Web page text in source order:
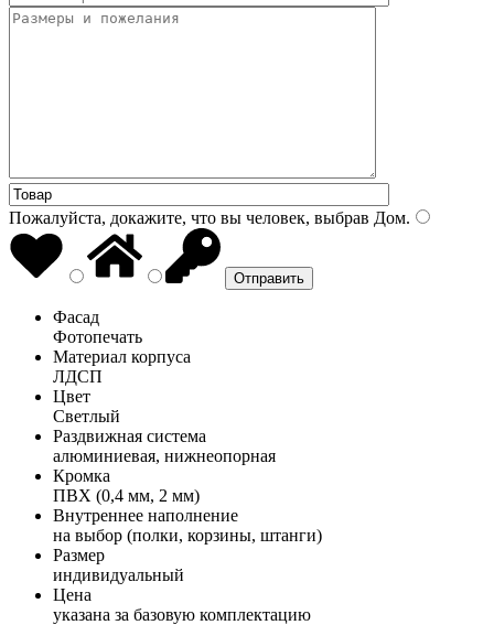
Пожалуйста, докажите, что вы человек, выбрав Дом.
Фасад
Фотопечать
Материал корпуса
ЛДСП
Цвет
Светлый
Раздвижная система
алюминиевая, нижнеопорная
Кромка
ПВХ (0,4 мм, 2 мм)
Внутреннее наполнение
на выбор (полки, корзины, штанги)
Размер
индивидуальный
Цена
указана за базовую комплектацию